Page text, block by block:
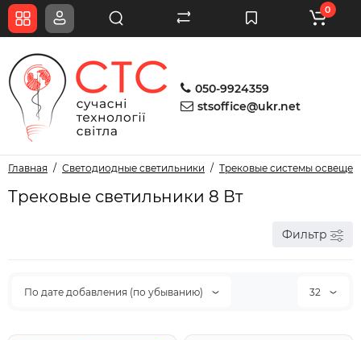
050-9924359
stsoffice@ukr.net
0
Главная Светодиодные светильники Трековые системы
Трековые светильники 8 Вт
Фильтр
По дате добавления (по убыванию) 32